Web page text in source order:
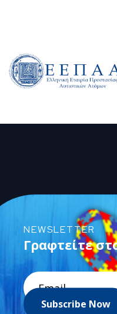
NEWSLETTER
Γραφτείτε
Subscribe Now